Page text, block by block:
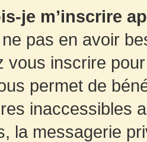
je m’inscrire
pas en avoir
vous inscrire
permet de
inaccessibles
la messagerie